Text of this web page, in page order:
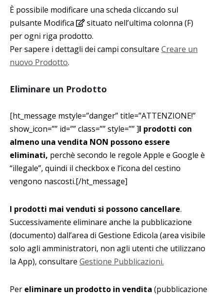
È possibile modificare una scheda cliccando sul
pulsante Modifica
situato nell’ultima colonna (F)
per ogni riga prodotto.
Per sapere i dettagli dei campi consultare Creare un
nuovo Prodotto.
Eliminare un Prodotto
[ht_message mstyle=”danger” title=”ATTENZIONE!”
show_icon=”” id=”” class=”” style=”” ]I prodotti con
almeno una vendita NON possono essere
eliminati, perchè secondo le regole Apple e Google è
“illegale”, quindi il checkbox e l’icona del cestino
vengono nascosti.[/ht_message]
I prodotti mai venduti si possono cancellare.
Successivamente eliminare anche la pubblicazione
(documento) dall’area di Gestione Edicola (area visibile
solo agli amministratori, non agli utenti che utilizzano
la App), consultare Gestione Pubblicazioni.
Per eliminare un prodotto in vendita (pubblicazione